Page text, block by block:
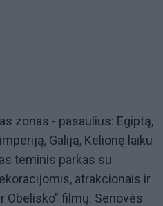
zonas - pasaulius: Egiptą,
Galiją, Kelionę laiku
teminis parkas su
atrakcionais ir
Obelisko" filmų. Senovės